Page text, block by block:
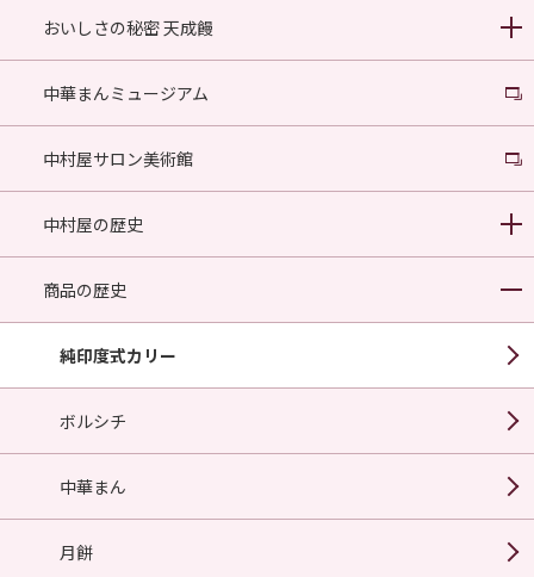
おいしさの秘密 天成饅
中華まんミュージアム
中村屋サロン美術館
中村屋の歴史
商品の歴史
純印度式カリー
ボルシチ
中華まん
月餅